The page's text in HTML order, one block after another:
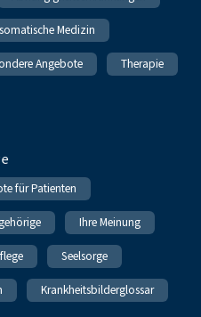
Medizin
Angebote Therapie
für Patienten
Ihre Meinung
Seelsorge
Krankheitsbilderglossar